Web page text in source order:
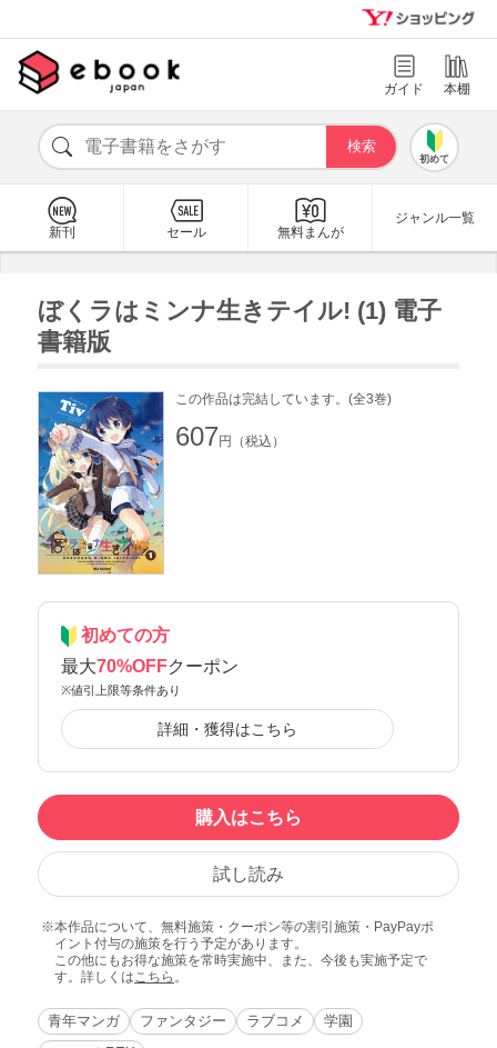
ガイド 本棚
初めて
新刊 セール 無料まんが
ジャンル一覧
ぼくラはミンナ生きテイル! (1) 電子
書籍版
この作品は完結しています。(全3巻)
607円（税込）
初めての方
最大70%OFFクーポン
※値引上限等条件あり
詳細・獲得はこちら
購入はこちら
試し読み
本作品について、無料施策・クーポン等の割引施策・PayPayポ
イント付与の施策を行う予定があります。
この他にもお得な施策を常時実施中、また、今後も実施予定で
す。詳しくはこちら 。
青年マンガ ファンタジー ラブコメ
学園